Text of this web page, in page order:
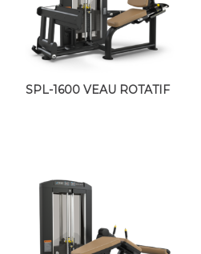
SPL-1600 VEAU ROTATIF